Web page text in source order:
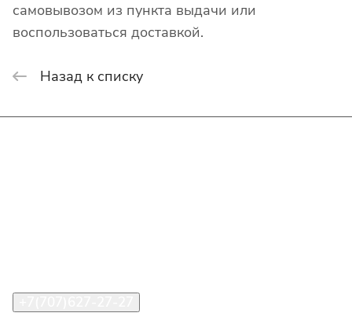
самовывозом из пункта выдачи или
воспользоваться доставкой.
Назад к списку